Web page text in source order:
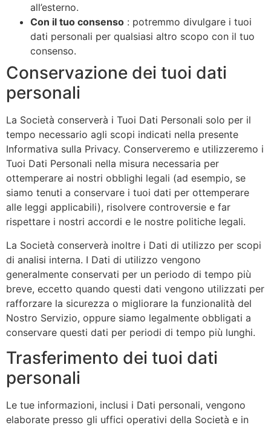
all’esterno.
Con il tuo consenso : potremmo divulgare i tuoi
dati personali per qualsiasi altro scopo con il tuo
consenso.
Conservazione dei tuoi dati
personali
La Società conserverà i Tuoi Dati Personali solo per il
tempo necessario agli scopi indicati nella presente
Informativa sulla Privacy. Conserveremo e utilizzeremo i
Tuoi Dati Personali nella misura necessaria per
ottemperare ai nostri obblighi legali (ad esempio, se
siamo tenuti a conservare i tuoi dati per ottemperare
alle leggi applicabili), risolvere controversie e far
rispettare i nostri accordi e le nostre politiche legali.
La Società conserverà inoltre i Dati di utilizzo per scopi
di analisi interna. I Dati di utilizzo vengono
generalmente conservati per un periodo di tempo più
breve, eccetto quando questi dati vengono utilizzati per
rafforzare la sicurezza o migliorare la funzionalità del
Nostro Servizio, oppure siamo legalmente obbligati a
conservare questi dati per periodi di tempo più lunghi.
Trasferimento dei tuoi dati
personali
Le tue informazioni, inclusi i Dati personali, vengono
elaborate presso gli uffici operativi della Società e in